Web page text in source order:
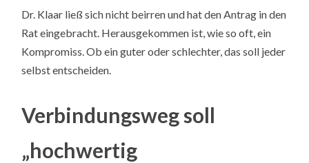
Dr. Klaar ließ sich nicht beirren und hat den Antrag in den
Rat eingebracht. Herausgekommen ist, wie so oft, ein
Kompromiss. Ob ein guter oder schlechter, das soll jeder
selbst entscheiden.
Verbindungsweg soll
„hochwertig